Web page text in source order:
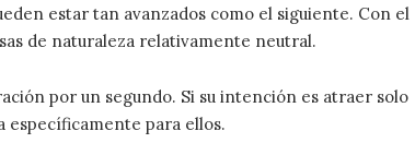
estar tan avanzados como el siguiente. Con el
de naturaleza relativamente neutral.
por un segundo. Si su intención es atraer solo
específicamente para ellos.